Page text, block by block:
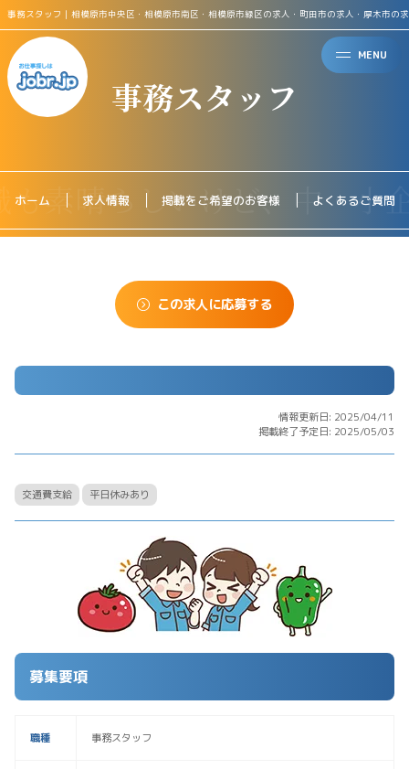
MENU
事務スタッフ｜相模原市中央区・相模原市南区・相模原市緑区の求人・町田市の求人・厚木市の
事務スタッフ
ホーム 求人情報 掲載をご希望のお客様 よくあるご質問
この求人に応募する
情報更新日: 2025/04/11
掲載終了予定日: 2025/05/03
交通費支給 平日休みあり
募集要項
職種 事務スタッフ